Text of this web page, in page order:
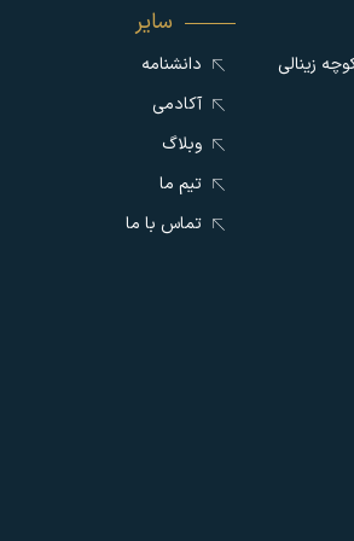
زینالی
سایر
دانشنامه
آکادمی
وبلاگ
تیم ما
تماس با ما